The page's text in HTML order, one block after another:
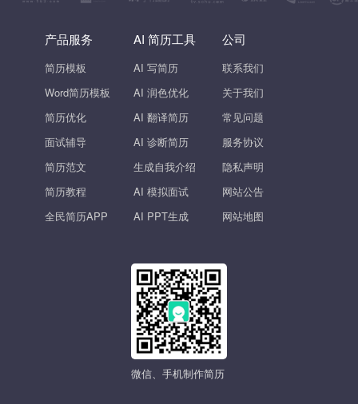
产品服务
简历模板
Word简历模板
简历优化
面试辅导
简历范文
简历教程
全民简历APP
AI 简历工具
AI 写简历
AI 润色优化
AI 翻译简历
AI 诊断简历
生成自我介绍
AI 模拟面试
AI PPT生成
公司
联系我们
关于我们
常见问题
服务协议
隐私声明
网站公告
网站地图
微信、手机制作简历